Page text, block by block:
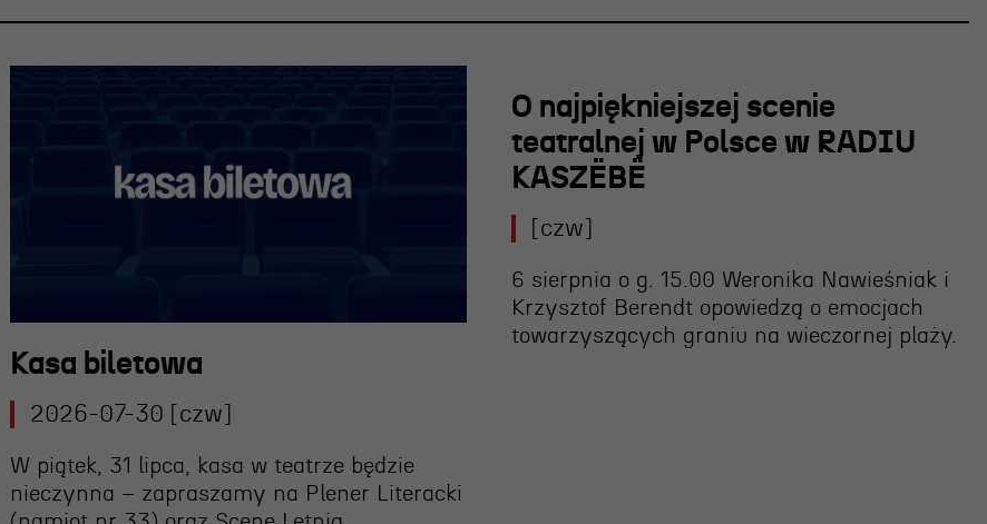
Kasa biletowa
2026-07-30 [czw]
W piątek, 31 lipca, kasa w teatrze będzie
nieczynna – zapraszamy na Plener Literacki
O najpiękniejszej scenie
teatralnej w Polsce w RADIU
KASZËBË
[czw]
6 sierpnia o g. 15.00 Weronika Nawieśniak i
Krzysztof Berendt opowiedzą o emocjach
towarzyszących graniu na wieczornej plaży.